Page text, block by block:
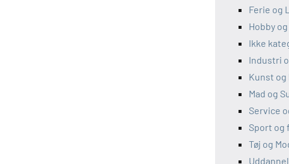
Ferie og
Hobby
Ikke
Industri
Kunst
Mad og
Service
Sport
Tøj og